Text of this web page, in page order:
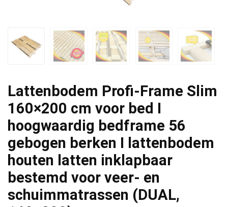
Lattenbodem Profi-Frame Slim
160×200 cm voor bed I
hoogwaardig bedframe 56
gebogen berken I lattenbodem
houten latten inklapbaar
bestemd voor veer- en
schuimmatrassen (DUAL,